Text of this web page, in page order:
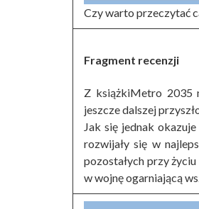
Czy warto przeczytać
Fragment recenzji
Z książkiMetro 2035
jeszcze dalszej
Jak się jednak
rozwijały się w
pozostałych przy
w wojnę ogarniającą